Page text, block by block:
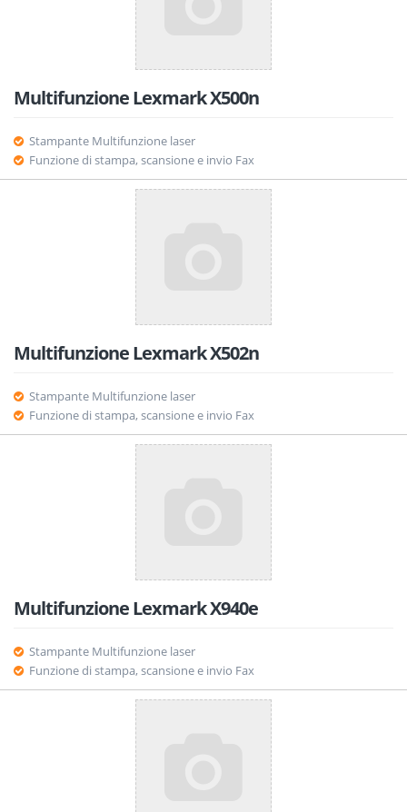
Multifunzione Lexmark X500n
Stampante Multifunzione laser
Funzione di stampa, scansione e invio Fax
Multifunzione Lexmark X502n
Stampante Multifunzione laser
Funzione di stampa, scansione e invio Fax
Multifunzione Lexmark X940e
Stampante Multifunzione laser
Funzione di stampa, scansione e invio Fax